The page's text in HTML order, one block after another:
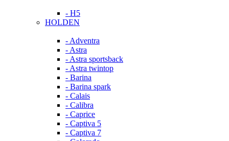
- H5
HOLDEN
- Adventra
- Astra
- Astra sportsback
- Astra twintop
- Barina
- Barina spark
- Calais
- Calibra
- Caprice
- Captiva 5
- Captiva 7